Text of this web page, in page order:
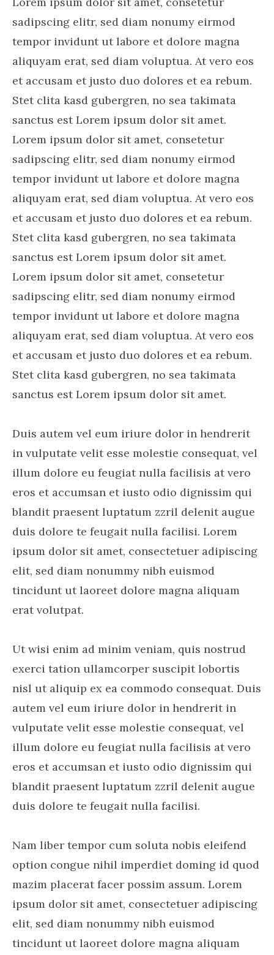
sadipscing elitr, sed diam nonumy eirmod
tempor invidunt ut labore et dolore magna
aliquyam erat, sed diam voluptua. At vero eos
et accusam et justo duo dolores et ea rebum.
Stet clita kasd gubergren, no sea takimata
sanctus est Lorem ipsum dolor sit amet.
Lorem ipsum dolor sit amet, consetetur
sadipscing elitr, sed diam nonumy eirmod
tempor invidunt ut labore et dolore magna
aliquyam erat, sed diam voluptua. At vero eos
et accusam et justo duo dolores et ea rebum.
Stet clita kasd gubergren, no sea takimata
sanctus est Lorem ipsum dolor sit amet.
Lorem ipsum dolor sit amet, consetetur
sadipscing elitr, sed diam nonumy eirmod
tempor invidunt ut labore et dolore magna
aliquyam erat, sed diam voluptua. At vero eos
et accusam et justo duo dolores et ea rebum.
Stet clita kasd gubergren, no sea takimata
sanctus est Lorem ipsum dolor sit amet.
Duis autem vel eum iriure dolor in hendrerit
in vulputate velit esse molestie consequat, vel
illum dolore eu feugiat nulla facilisis at vero
eros et accumsan et iusto odio dignissim qui
blandit praesent luptatum zzril delenit augue
duis dolore te feugait nulla facilisi. Lorem
ipsum dolor sit amet, consectetuer adipiscing
elit, sed diam nonummy nibh euismod
tincidunt ut laoreet dolore magna aliquam
erat volutpat.
Ut wisi enim ad minim veniam, quis nostrud
exerci tation ullamcorper suscipit lobortis
nisl ut aliquip ex ea commodo consequat. Duis
autem vel eum iriure dolor in hendrerit in
vulputate velit esse molestie consequat, vel
illum dolore eu feugiat nulla facilisis at vero
eros et accumsan et iusto odio dignissim qui
blandit praesent luptatum zzril delenit augue
duis dolore te feugait nulla facilisi.
Nam liber tempor cum soluta nobis eleifend
option congue nihil imperdiet doming id quod
mazim placerat facer possim assum. Lorem
ipsum dolor sit amet, consectetuer adipiscing
elit, sed diam nonummy nibh euismod
tincidunt ut laoreet dolore magna aliquam